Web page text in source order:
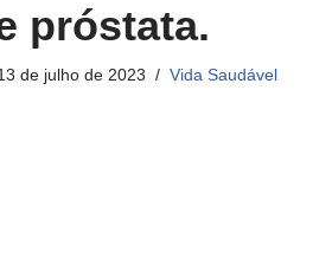
próstata.
de julho de 2023 Vida Saudável